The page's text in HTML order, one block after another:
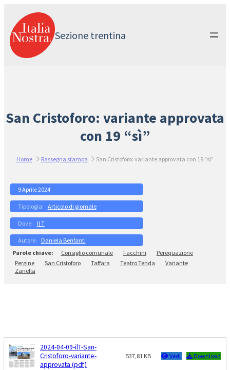
contenuto
Sezione trentina
San Cristoforo: variante approvata
con 19 “sì”
Home Rassegna stampa San Cristoforo: variante approvata con 19 “sì”
9 Aprile 2024
Articolo di giornale
Il T
Daniela Benfanti
Consiglio comunale
Facchini
Perequazione
Pergine
San Cristoforo Taffara Teatro Tenda
Variante
Zanella
2024-04-09-ilT-San-
Cristoforo-variante-
approvata (pdf)
537,81 KB Vedi Download